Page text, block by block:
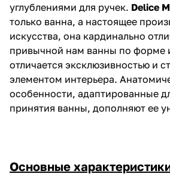
углублениями для ручек. Delice
только ванна, а настоящее
искусства, она кардинально
привычной нам ванны по форме
отличается эксклюзивностью и
элементом интерьера.
особенности, адаптированные
принятия ванны, дополняют ее
Основные